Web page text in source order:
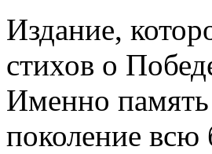
Издание,
стихов о
Именно память
поколение всю